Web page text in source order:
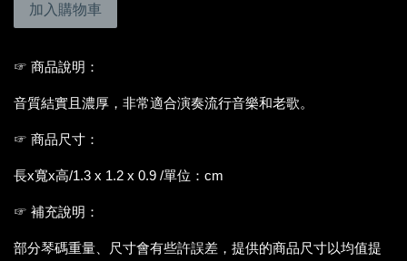
加入購物車
☞ 商品說明：
音質結實且濃厚，非常適合演奏流行音樂和老歌。
☞ 商品尺寸：
長x寬x高/1.3 x 1.2 x 0.9 /單位：cm
☞ 補充說明：
部分琴碼重量、尺寸會有些許誤差，提供的商品尺寸以均值提